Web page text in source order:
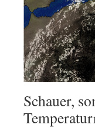
Schauer,